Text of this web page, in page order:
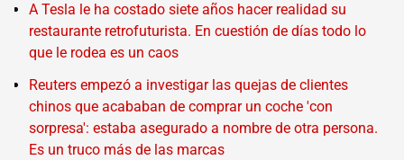
A Tesla le ha costado siete años hacer realidad su
restaurante retrofuturista. En cuestión de días todo lo
que le rodea es un caos
Reuters empezó a investigar las quejas de clientes
chinos que acababan de comprar un coche 'con
sorpresa': estaba asegurado a nombre de otra persona.
Es un truco más de las marcas